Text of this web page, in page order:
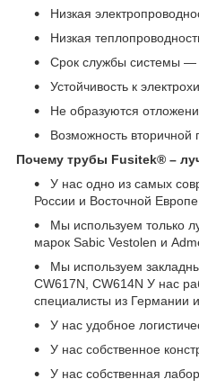
Низкая
Низкая
Срок службы системы ―
Устойчивость к
Не образуются
Возможность вторичной
Почему трубы Fusitek® –
У нас одно из самых
России и Восточной Европе
Мы используем только
марок Sabic Vestolen и
Мы используем
CW617N, CW614N У нас
специалисты из Германии
У нас удобное
У нас собственное
У нас собственная